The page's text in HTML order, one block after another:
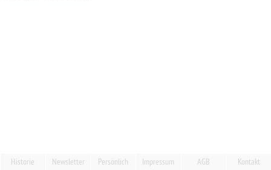
Historie Newsletter Persönlich Impressum AGB Kontakt